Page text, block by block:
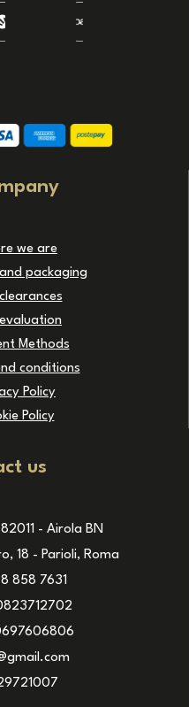
we are
packaging
Methods
conditions
Policy
Policy
us
- Airola BN
18 - Parioli, Roma
858 7631